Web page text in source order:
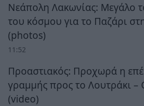
Νεάπολη Λακωνίας: Μεγάλο
του κόσμου για το Παζάρι
(photos)
11:52
Προαστιακός: Προχωρά η
γραμμής προς το Λουτράκι –
(video)